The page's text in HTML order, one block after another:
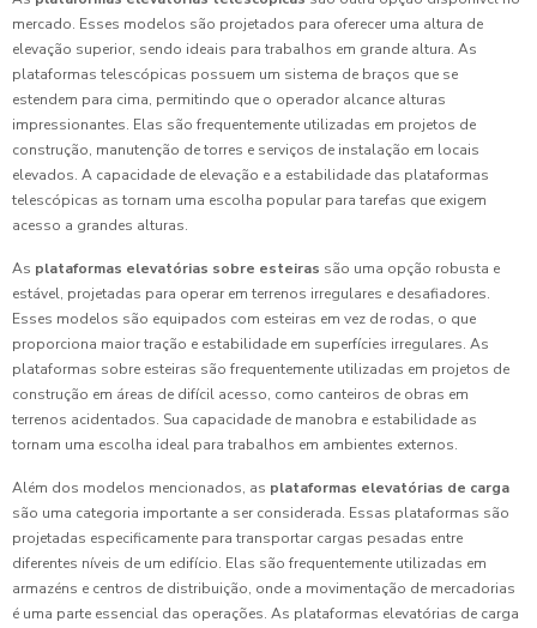
mercado. Esses modelos são projetados para oferecer uma altura de
elevação superior, sendo ideais para trabalhos em grande altura. As
plataformas telescópicas possuem um sistema de braços que se
estendem para cima, permitindo que o operador alcance alturas
impressionantes. Elas são frequentemente utilizadas em projetos de
construção, manutenção de torres e serviços de instalação em locais
elevados. A capacidade de elevação e a estabilidade das plataformas
telescópicas as tornam uma escolha popular para tarefas que exigem
acesso a grandes alturas.
As plataformas elevatórias sobre esteiras são uma opção robusta e
estável, projetadas para operar em terrenos irregulares e desafiadores.
Esses modelos são equipados com esteiras em vez de rodas, o que
proporciona maior tração e estabilidade em superfícies irregulares. As
plataformas sobre esteiras são frequentemente utilizadas em projetos de
construção em áreas de difícil acesso, como canteiros de obras em
terrenos acidentados. Sua capacidade de manobra e estabilidade as
tornam uma escolha ideal para trabalhos em ambientes externos.
Além dos modelos mencionados, as plataformas elevatórias de carga
são uma categoria importante a ser considerada. Essas plataformas são
projetadas especificamente para transportar cargas pesadas entre
diferentes níveis de um edifício. Elas são frequentemente utilizadas em
armazéns e centros de distribuição, onde a movimentação de mercadorias
é uma parte essencial das operações. As plataformas elevatórias de carga